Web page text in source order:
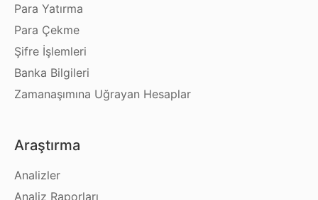
Para Yatırma
Para Çekme
Şifre İşlemleri
Banka Bilgileri
Zamanaşımına Uğrayan Hesaplar
Araştırma
Analizler
Analiz Raporları